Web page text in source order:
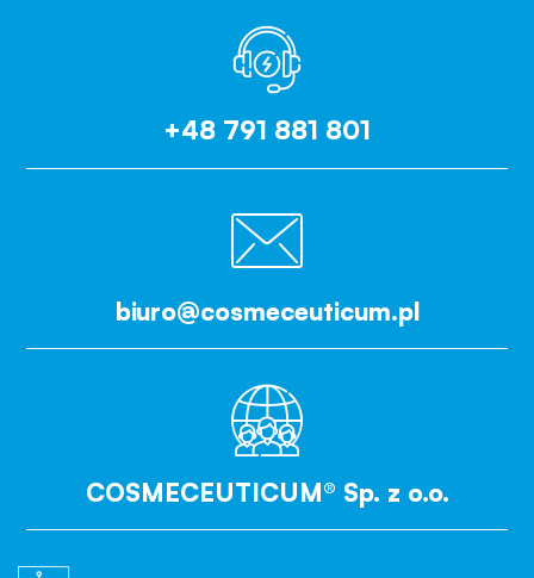
+48 791 881 801
biuro@cosmeceuticum.pl
COSMECEUTICUM® Sp. z o.o.